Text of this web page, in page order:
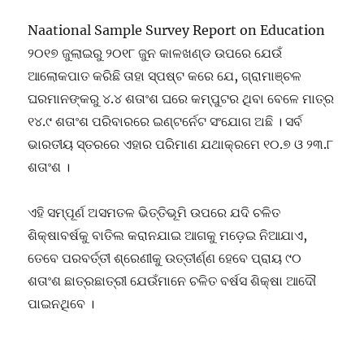
Naational Sample Survey Report on Education
୨୦୧୭ ଜୁଲାଇରୁ ୨୦୧୮ ଜୁନ କାଳଖଣ୍ଡ ଉପରେ ଯେଉଁ
ଆଲୋକପାତ କରିଛି ତାହା ସ୍ପଷ୍ଟ କରେ ଯେ, ଗ୍ରାମାଞ୍ଚଳ
ଘରମାନଙ୍କରୁ ୪.୪ ଶତାଂଶ ଘରେ କମ୍ପୁଟର ଥିବା ବେଳେ ମାତ୍ର
୧୪.୯ ଶତାଂଶ ପରିବାରରେ ଇଣ୍ଟର୍ନେଟ ସଂଯୋଗ ଅଛି । ସର୍ବ
ଭାରତୀୟ ସ୍ତରରେ ଏହାର ପରିମାଣ ଯଥାକ୍ରମେ ୧୦.୭ ଓ ୨୩.୮
ଶତାଂଶ ।
ଏହି ସମ୍ପୂର୍ଣ ଅସମତଳ ଭିତ୍ତିଭୂମି ଉପରେ ଯଦି ଚଳିତ
ଶିକ୍ଷାବର୍ଷକୁ ବାତିଲ କରାନଯାଇ ଆଗକୁ ମଡ଼େଇ ନିଆଯାଏ,
ତେବେ ପରବର୍ତ୍ତୀ ଶ୍ରେଣୀକୁ ଉତ୍ତୀର୍ଣ୍ଣ ହେବେ ପ୍ରାୟ ୯୦
ଶତାଂଶ ଛାତ୍ରଛାତ୍ରୀ ଯେଉଁମାନେ ଚଳିତ ବର୍ଷସ ଶିକ୍ଷା ଆଦୌ
ପାଇନଥିବେ ।